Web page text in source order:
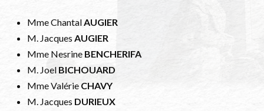
Mme ChantalAUGIER
M. JacquesAUGIER
Mme Nesrine BENCHERIFA
M. Joel BICHOUARD
Mme Valérie CHAVY
M. Jacques DURIEUX